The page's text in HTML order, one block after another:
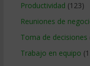
Productividad (123)
Reuniones de
Toma de decisiones
Trabajo en equipo